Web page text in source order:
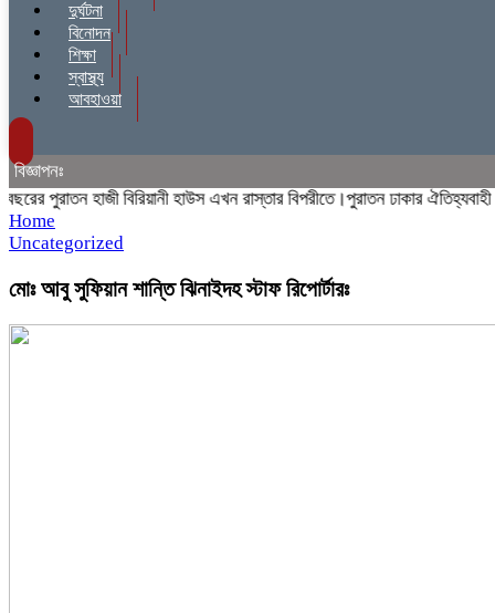
দুর্ঘটনা
বিনোদন
শিক্ষা
স্বাস্থ্য
আবহাওয়া
বিজ্ঞাপনঃ
পুরাতন হাজী বিরিয়ানী হাউস এখন রাস্তার বিপরীতে।পুরাতন ঢাকার ঐতিহ্যবাহী
Home
Uncategorized
মোঃ আবু সুফিয়ান শান্তি ঝিনাইদহ স্টাফ রিপোর্টারঃ